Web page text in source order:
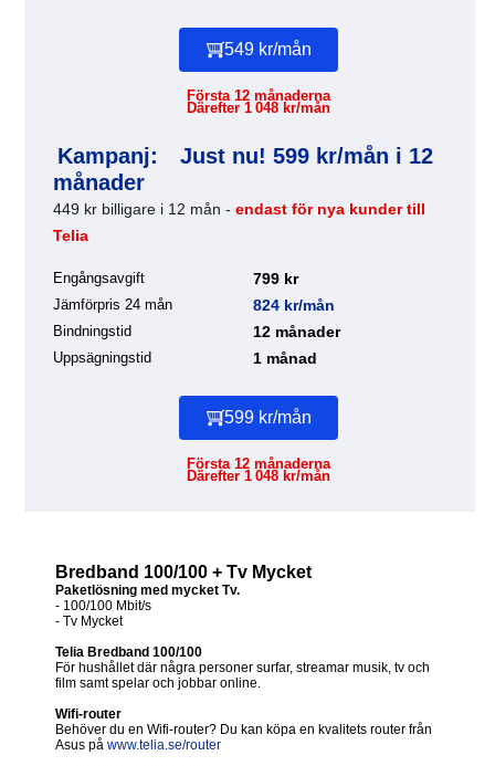
549 kr/mån
Första 12 månaderna
Därefter 1 048 kr/mån
Kampanj:
Just nu! 599 kr/mån i 12
månader
449 kr billigare i 12 mån - endast för nya kunder till
Telia
Engångsavgift 799 kr
Jämförpris 24 mån 824 kr/mån
Bindningstid 12 månader
Uppsägningstid 1 månad
599 kr/mån
Första 12 månaderna
Därefter 1 048 kr/mån
Bredband 100/100 + Tv Mycket
Paketlösning med mycket Tv.
- 100/100 Mbit/s
- Tv Mycket
Telia Bredband 100/100
För hushållet där några personer surfar, streamar musik, tv och
film samt spelar och jobbar online.
Wifi-router
Behöver du en Wifi-router? Du kan köpa en kvalitets router från
Asus på www.telia.se/router